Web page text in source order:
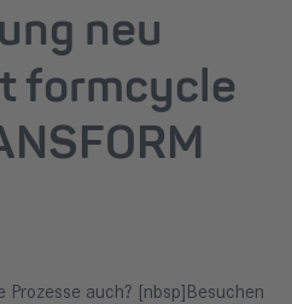
neu
formcycle
Prozesse auch? [nbsp]Besuchen